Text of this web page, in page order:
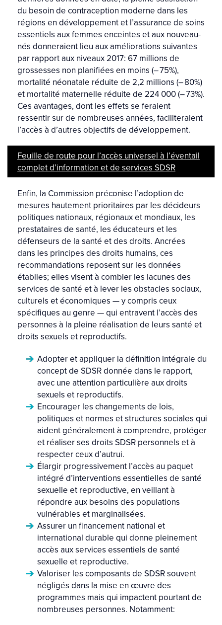
du besoin de contraception moderne dans les
régions en développement et l’assurance de soins
essentiels aux femmes enceintes et aux nouveau-
nés donneraient lieu aux améliorations suivantes
par rapport aux niveaux 2017: 67 millions de
grossesses non planifiées en moins (– 75%),
mortalité néonatale réduite de 2,2 millions (– 80%)
et mortalité maternelle réduite de 224 000 (– 73%).
Ces avantages, dont les effets se feraient
ressentir sur de nombreuses années, faciliteraient
l’accès à d’autres objectifs de développement.
Feuille de route pour l’accès universel à l’éventail
complet d’information et de services SDSR
Enfin, la Commission préconise l’adoption de
mesures hautement prioritaires par les décideurs
politiques nationaux, régionaux et mondiaux, les
prestataires de santé, les éducateurs et les
défenseurs de la santé et des droits. Ancrées
dans les principes des droits humains, ces
recommandations reposent sur les données
établies; elles visent à combler les lacunes des
services de santé et à lever les obstacles sociaux,
culturels et économiques — y compris ceux
spécifiques au genre — qui entravent l’accès des
personnes à la pleine réalisation de leurs santé et
droits sexuels et reproductifs.
Adopter et appliquer la définition intégrale du
concept de SDSR donnée dans le rapport,
avec une attention particulière aux droits
sexuels et reproductifs.
Encourager les changements de lois,
politiques et normes et structures sociales qui
aident généralement à comprendre, protéger
et réaliser ses droits SDSR personnels et à
respecter ceux d’autrui.
Élargir progressivement l’accès au paquet
intégré d’interventions essentielles de santé
sexuelle et reproductive, en veillant à
répondre aux besoins des populations
vulnérables et marginalisées.
Assurer un financement national et
international durable qui donne pleinement
accès aux services essentiels de santé
sexuelle et reproductive.
Valoriser les composants de SDSR souvent
négligés dans la mise en œuvre des
programmes mais qui impactent pourtant de
nombreuses personnes. Notamment: